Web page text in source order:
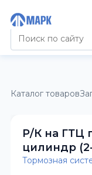
Каталог товаров
Р/К на ГТЦ
цилиндр
Тормозная